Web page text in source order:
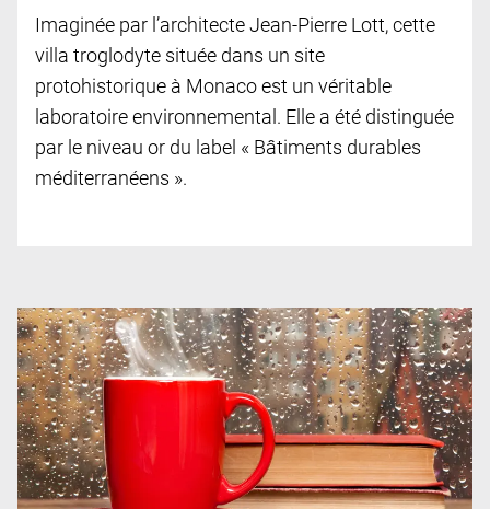
Imaginée par l’architecte Jean-Pierre Lott, cette
villa troglodyte située dans un site
protohistorique à Monaco est un véritable
laboratoire environnemental. Elle a été distinguée
par le niveau or du label « Bâtiments durables
méditerranéens ».